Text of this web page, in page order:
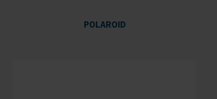
POLAROID